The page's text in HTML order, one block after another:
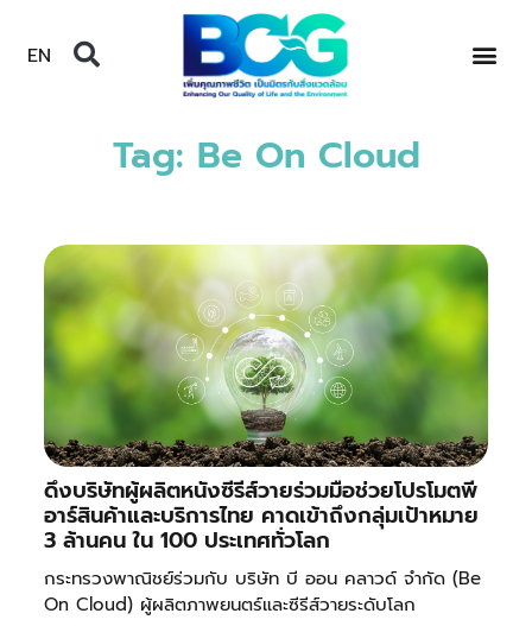
EN
Tag: Be On Cloud
ดึงบริษัทผู้ผลิตหนังซีรีส์วายร่วมมือช่วยโปรโมตพี
อาร์สินค้าและบริการไทย คาดเข้าถึงกลุ่มเป้าหมาย
3 ล้านคน ใน 100 ประเทศทั่วโลก
กระทรวงพาณิชย์ร่วมกับ บริษัท บี ออน คลาวด์ จำกัด (Be
On Cloud) ผู้ผลิตภาพยนตร์และซีรีส์วายระดับโลก